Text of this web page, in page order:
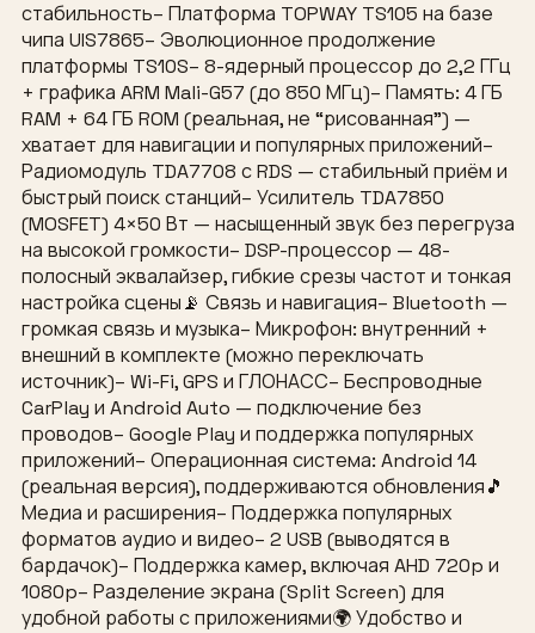
стабильность– Платформа TOPWAY TS105 на базе
чипа UIS7865– Эволюционное продолжение
платформы TS10S– 8-ядерный процессор до 2,2 ГГц
+ графика ARM Mali-G57 (до 850 МГц)– Память: 4 ГБ
RAM + 64 ГБ ROM (реальная, не “рисованная”) —
хватает для навигации и популярных приложений–
Радиомодуль TDA7708 с RDS — стабильный приём и
быстрый поиск станций– Усилитель TDA7850
(MOSFET) 4×50 Вт — насыщенный звук без перегруза
на высокой громкости– DSP-процессор — 48-
полосный эквалайзер, гибкие срезы частот и тонкая
настройка сцены📡 Связь и навигация– Bluetooth —
громкая связь и музыка– Микрофон: внутренний +
внешний в комплекте (можно переключать
источник)– Wi-Fi, GPS и ГЛОНАСС– Беспроводные
CarPlay и Android Auto — подключение без
проводов– Google Play и поддержка популярных
приложений– Операционная система: Android 14
(реальная версия), поддерживаются обновления🎵
Медиа и расширения– Поддержка популярных
форматов аудио и видео– 2 USB (выводятся в
бардачок)– Поддержка камер, включая AHD 720p и
1080p– Разделение экрана (Split Screen) для
удобной работы с приложениями🌍 Удобство и